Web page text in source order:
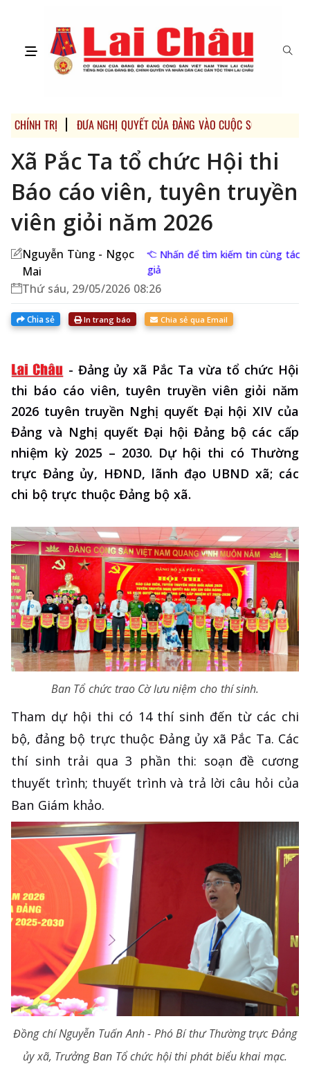
CHÍNH TRỊ ĐƯA NGHỊ QUYẾT CỦA ĐẢNG VÀO CUỘC SỐNG
Xã Pắc Ta tổ chức Hội thi
Báo cáo viên, tuyên truyền
viên giỏi năm 2026
Nguyễn Tùng - Ngọc
Mai
Nhấn để tìm kiếm tin cùng tác
giả
Thứ sáu, 29/05/2026 08:26
Chia sẻ In trang báo Chia sẻ qua Email
- Đảng ủy xã Pắc Ta vừa tổ chức Hội
thi báo cáo viên, tuyên truyền viên giỏi năm
2026 tuyên truyền Nghị quyết Đại hội XIV của
Đảng và Nghị quyết Đại hội Đảng bộ các cấp
nhiệm kỳ 2025 – 2030. Dự hội thi có Thường
trực Đảng ủy, HĐND, lãnh đạo UBND xã; các
chi bộ trực thuộc Đảng bộ xã.
Ban Tổ chức trao Cờ lưu niệm cho thí sinh.
Tham dự hội thi có 14 thí sinh đến từ các chi
bộ, đảng bộ trực thuộc Đảng ủy xã Pắc Ta. Các
thí sinh trải qua 3 phần thi: soạn đề cương
thuyết trình; thuyết trình và trả lời câu hỏi của
Ban Giám khảo.
Đồng chí Nguyễn Tuấn Anh - Phó Bí thư Thường trực Đảng
ủy xã, Trưởng Ban Tổ chức hội thi phát biểu khai mạc.